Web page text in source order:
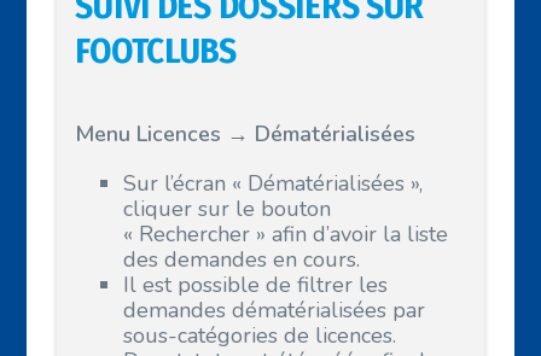
FOOTCLUBS
Menu Licences → Dématérialisées
Sur l’écran « Dématérialisées »,
cliquer sur le bouton
« Rechercher » afin d’avoir la liste
des demandes en cours.
Il est possible de filtrer les
demandes dématérialisées par
sous-catégories de licences.